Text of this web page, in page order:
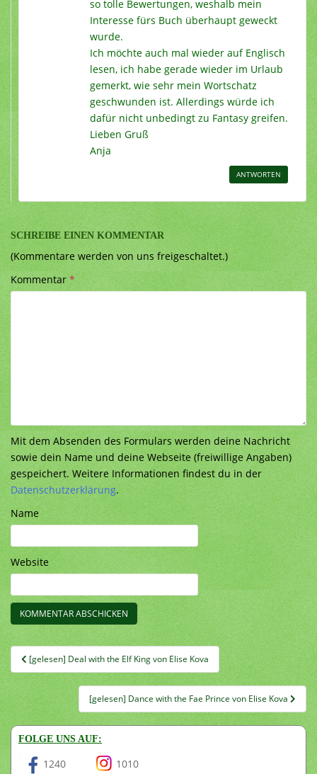
so tolle Bewertungen, weshalb mein
Interesse fürs Buch überhaupt geweckt
wurde.
Ich möchte auch mal wieder auf Englisch
lesen, ich habe gerade wieder im Urlaub
gemerkt, wie sehr mein Wortschatz
geschwunden ist. Allerdings würde ich
dafür nicht unbedingt zu Fantasy greifen.
Lieben Gruß
Anja
ANTWORTEN
SCHREIBE EINEN KOMMENTAR
(Kommentare werden von uns freigeschaltet.)
Kommentar*
Mit dem Absenden des Formulars werden deine Nachricht
sowie dein Name und deine Webseite (freiwillige Angaben)
gespeichert. Weitere Informationen findest du in der
Datenschutzerklärung.
Name
Website
Beitragsnavigation
[gelesen] Deal with the Elf King von Elise Kova
[gelesen] Dance with the Fae Prince von Elise Kova
FOLGE UNS AUF:
1240 1010